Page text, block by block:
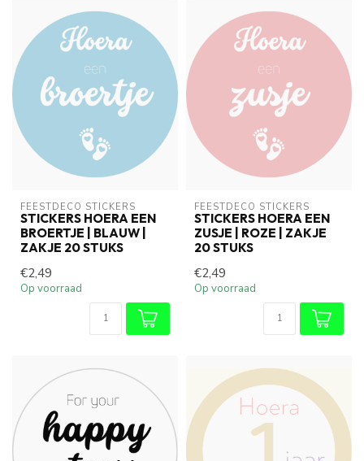
FEESTDECO STICKERS
STICKERS HOERA EEN
BROERTJE | BLAUW |
ZAKJE 20 STUKS
€2,49
Op voorraad
FEESTDECO STICKERS
STICKERS HOERA EEN
ZUSJE | ROZE | ZAKJE
20 STUKS
€2,49
Op voorraad